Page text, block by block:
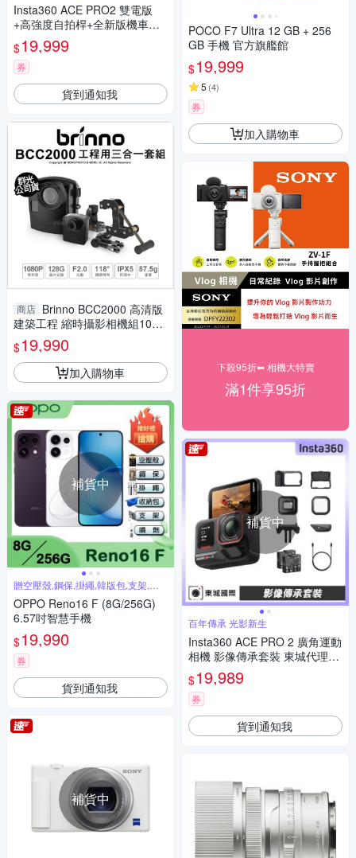
Insta360 ACE PRO2 雙電版
+高強度自拍桿+全新版機車套
餐+Sandisk 256GB A2卡(先創
代理)
$19,999
券
貨到通知我
商店 Brinno BCC2000 高清版
建築工程 縮時攝影相機組1080
P FullHD (附128G+防水盒+工
程夾具)
$19,990
加入購物車
補貨中
贈空壓殼,鋼保,掛繩,韓版包,支架,噴
劑
OPPO Reno16 F (8G/256G)
6.57吋智慧手機
$19,990
券
貨到通知我
補貨中
POCO F7 Ultra 12 GB + 256
GB 手機 官方旗艦館
$19,999
5 (4)
券
加入購物車
下殺95折⬅︎ 相機大特賣
滿1件享95折
補貨中
百年傳承 光影新生
Insta360 ACE PRO 2 廣角運動
相機 影像傳承套裝 東城代理公
司貨
$19,989
券
貨到通知我